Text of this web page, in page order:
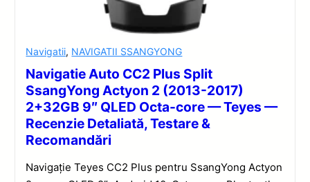
Navigatii, NAVIGATII SSANGYONG
Navigatie Auto CC2 Plus Split
SsangYong Actyon 2 (2013-2017)
2+32GB 9″ QLED Octa-core — Teyes —
Recenzie Detaliată, Testare &
Recomandări
Navigație Teyes CC2 Plus pentru SsangYong Actyon